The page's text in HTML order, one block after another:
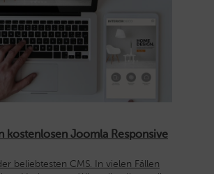
kostenlosen Joomla Responsive
beliebtesten CMS. In vielen Fällen